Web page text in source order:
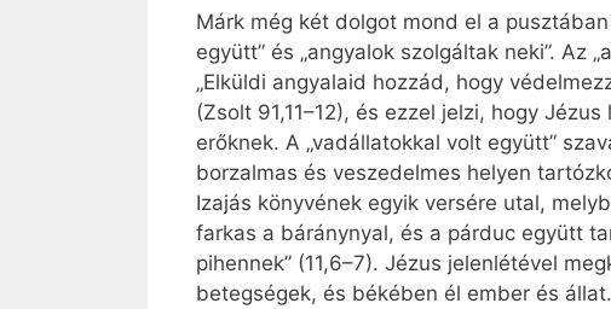
Márk még két dolgot mond el a
együtt” és „angyalok szolgáltak neki”. Az
„Elküldi angyalaid hozzád, hogy
(Zsolt 91,11–12), és ezzel jelzi, hogy
erőknek. A „vadállatokkal volt együtt”
borzalmas és veszedelmes helyen
Izajás könyvének egyik versére utal,
farkas a báránynyal, és a párduc együtt
pihennek” (11,6–7). Jézus jelenlétével
betegségek, és békében él ember és